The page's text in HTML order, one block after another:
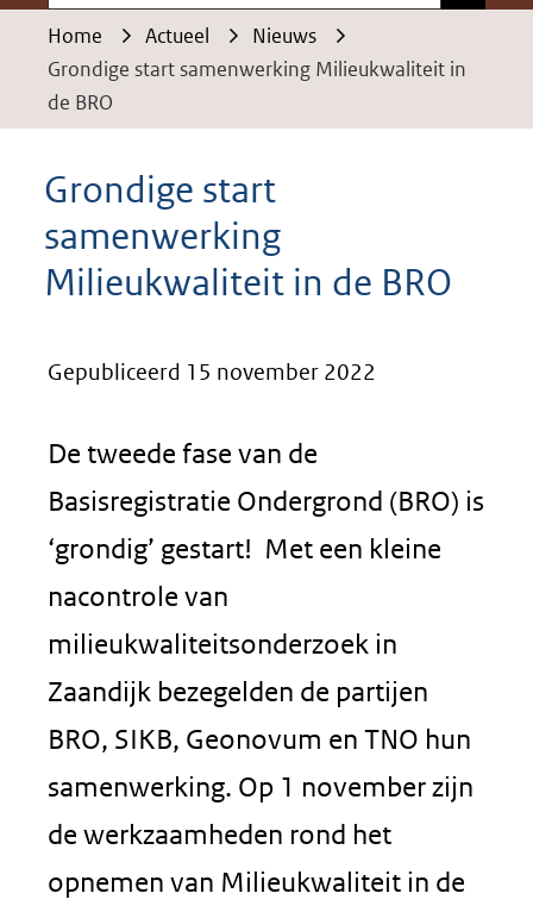
Home Actueel
Nieuws
Grondige start samenwerking Milieukwaliteit in
de BRO
Grondige start
samenwerking
Milieukwaliteit in de BRO
Gepubliceerd 15 november 2022
De tweede fase van de
Basisregistratie Ondergrond (BRO) is
‘grondig’ gestart! Met een kleine
nacontrole van
milieukwaliteitsonderzoek in
Zaandijk bezegelden de partijen
BRO, SIKB, Geonovum en TNO hun
samenwerking. Op 1 november zijn
de werkzaamheden rond het
opnemen van Milieukwaliteit in de